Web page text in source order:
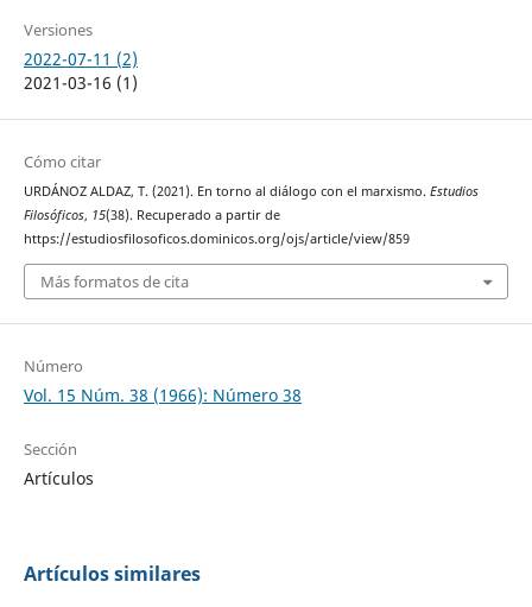
Versiones
2022-07-11 (2)
2021-03-16 (1)
Cómo citar
URDÁNOZ ALDAZ, T. (2021). En torno al diálogo con el marxismo. Estudios
Filosóficos, 15(38). Recuperado a partir de
https://estudiosfilosoficos.dominicos.org/ojs/article/view/859
Más formatos de cita
Número
Vol. 15 Núm. 38 (1966): Número 38
Sección
Artículos
Artículos similares